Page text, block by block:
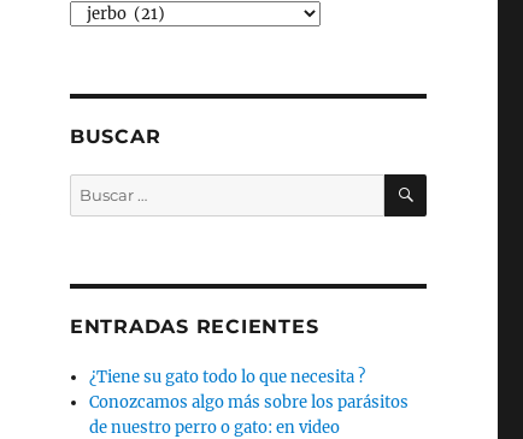
Categorías
BUSCAR
Buscar
por:
BUSCAR
ENTRADAS RECIENTES
¿Tiene su gato todo lo que necesita ?
Conozcamos algo más sobre los parásitos
de nuestro perro o gato: en video